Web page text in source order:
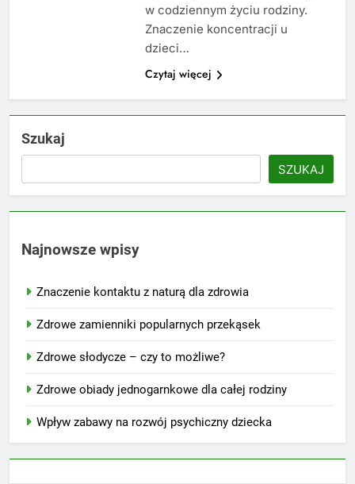
w codziennym życiu rodziny.
Znaczenie koncentracji u
dzieci…
Czytaj więcej
Szukaj
SZUKAJ
Najnowsze wpisy
Znaczenie kontaktu z naturą dla zdrowia
Zdrowe zamienniki popularnych przekąsek
Zdrowe słodycze – czy to możliwe?
Zdrowe obiady jednogarnkowe dla całej rodziny
Wpływ zabawy na rozwój psychiczny dziecka